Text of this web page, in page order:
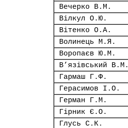
Вечерко В.М.
Вілкул О.Ю.
Вітенко О.А.
Волинець М.Я.
Воропаєв Ю.М.
В’язівський В.М.
Гармаш Г.Ф.
Герасимов І.О.
Герман Г.М.
Гірник Є.О.
Глусь С.К.